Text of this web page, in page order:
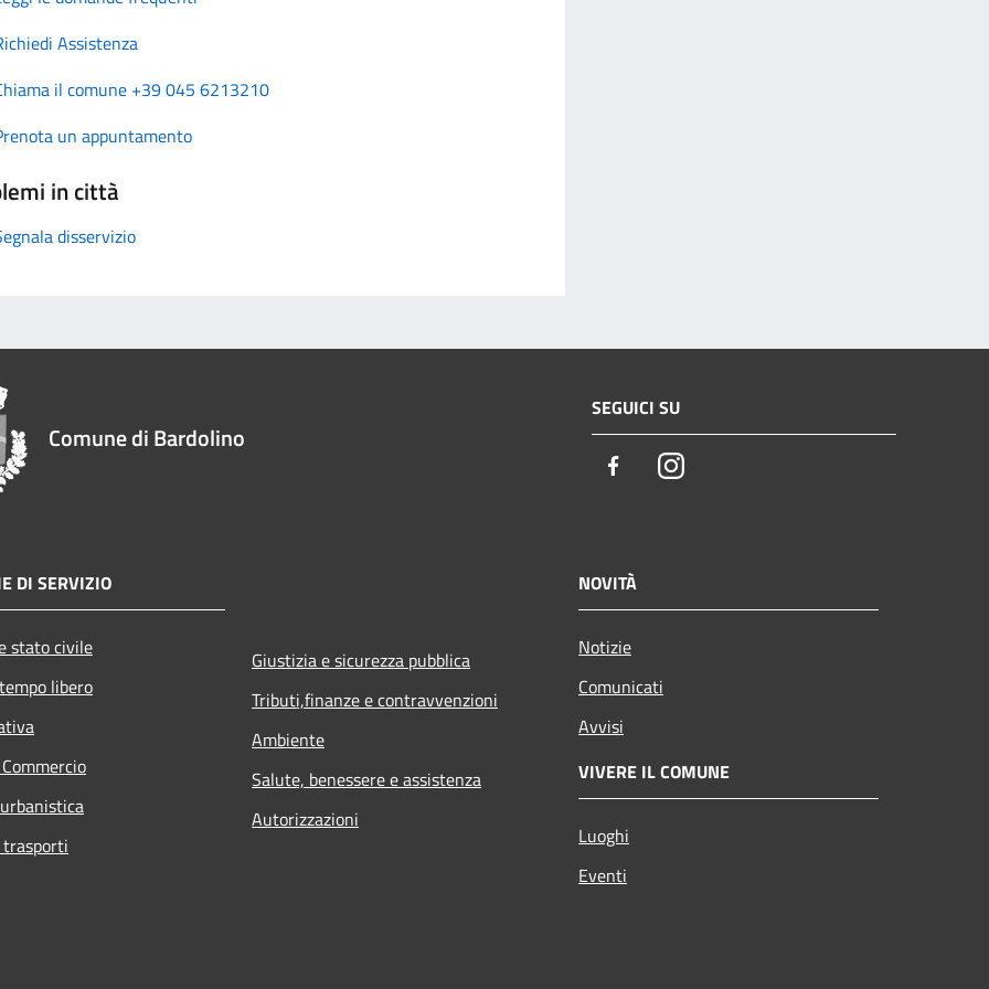
Assistenza
il comune +39 045 6213210
un appuntamento
in città
disservizio
Comune di Bardolino
SEGUICI SU
FacebookInstagram
DI SERVIZIO
stato civile
libero
Giustizia e sicurezza pubblica
Tributi,finanze e contravvenzioni
Ambiente
Salute, benessere e assistenza
Autorizzazioni
NOVITÀ
Notizie
Comunicati
Avvisi
VIVERE IL COMUNE
Luoghi
Eventi